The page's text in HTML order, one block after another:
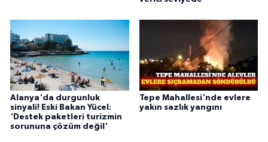
Alanya'da durgunluk
sinyali! Eski Bakan Yücel:
'Destek paketleri turizmin
sorununa çözüm değil'
Tepe Mahallesi'nde evlere
yakın sazlık yangını